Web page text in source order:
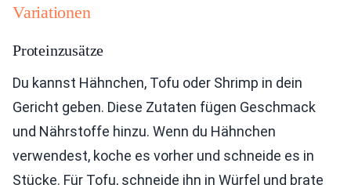
Variationen
Proteinzusätze
Du kannst Hähnchen, Tofu oder Shrimp in dein
Gericht geben. Diese Zutaten fügen Geschmack
und Nährstoffe hinzu. Wenn du Hähnchen
verwendest, koche es vorher und schneide es in
Stücke. Für Tofu, schneide ihn in Würfel und brate